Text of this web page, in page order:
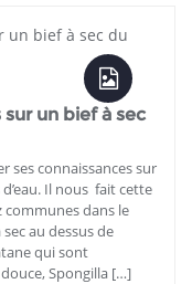
un bief à sec
ses connaissances sur
Il nous fait cette
communes dans le
au dessus de
qui sont
douce, Spongilla […]